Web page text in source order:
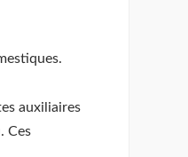
auxiliaires
Ces